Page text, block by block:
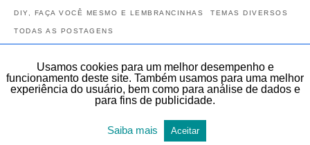
DIY, FAÇA VOCÊ MESMO E LEMBRANCINHAS TEMAS DIVERSOS
TODAS AS POSTAGENS
Cursos de crochê completos no Club do
Crochê | Mais de 380 aulas em mais de 25
cursos | Black Friday 2025 | CLUB
você encontra gráficos e videoaulas de peças exclusivas de crochê
Usamos cookies para um melhor desempenho e
funcionamento deste site. Também usamos para uma melhor
experiência do usuário, bem como para análise de dados e
para fins de publicidade.
Saiba mais Aceitar